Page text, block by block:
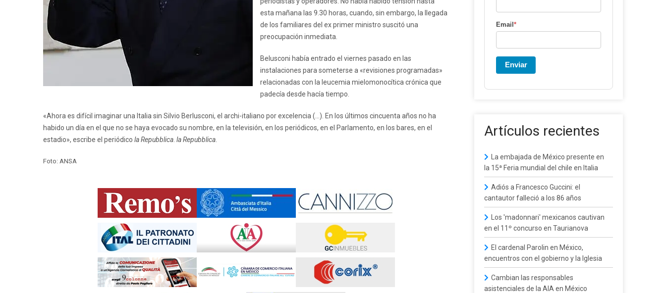
esta mañana las 9.30 horas, cuando, sin embargo, la llegada
de los familiares del ex primer ministro suscitó una
preocupación inmediata.
Belusconi había entrado el viernes pasado en las
instalaciones para someterse a «revisiones programadas»
relacionadas con la leucemia mielomonocítica crónica que
padecía desde hacía tiempo.
«Ahora es difícil imaginar una Italia sin Silvio Berlusconi, el archi-italiano por excelencia (...). En los últimos cincuenta años no ha
habido un día en el que no se haya evocado su nombre, en la televisión, en los periódicos, en el Parlamento, en los bares, en el
estadio», escribe el periódico la Repubblica la Repubblica
Foto: ANSA
Email *
Enviar
Artículos recientes
La embajada de México presente en
la 15ª Feria mundial del chile en Italia
Adiós a Francesco Guccini: el
cantautor falleció a los 86 años
Los 'madonnari' mexicanos cautivan
en el 11º concurso en Taurianova
El cardenal Parolin en México,
encuentros con el gobierno y la Iglesia
Cambian las responsables
asistenciales de la AIA en México